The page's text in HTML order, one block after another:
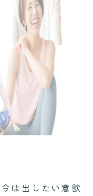
は出したい意欲